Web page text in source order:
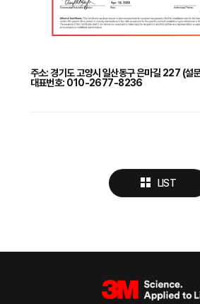
주소: 경기도 고양시 일산동구 은마길 227 (설
대표번호: 010-2677-8236
LIST